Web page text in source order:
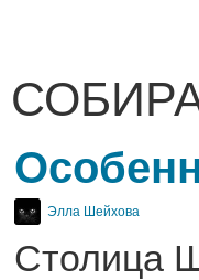
Элла Шейхова
Столица